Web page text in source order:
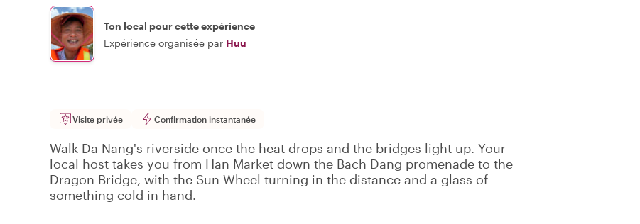
Ton local pour cette expérience
Expérience organisée par Huu
Visite privée Confirmation instantanée
Walk Da Nang's riverside once the heat drops and the bridges light up. Your
local host takes you from Han Market down the Bach Dang promenade to the
Dragon Bridge, with the Sun Wheel turning in the distance and a glass of
something cold in hand.